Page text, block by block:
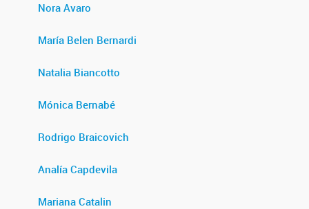
Nora Avaro
María Belen Bernardi
Natalia Biancotto
Mónica Bernabé
Rodrigo Braicovich
Analía Capdevila
Mariana Catalin